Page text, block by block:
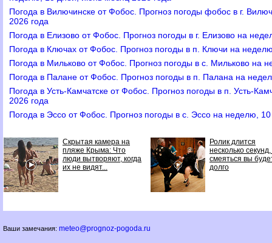
Погода в Вилючинске от Фобос. Прогноз погоды фобос в г.
2026 года
Погода в Елизово от Фобос. Прогноз погоды в г. Елизово на
Погода в Ключах от Фобос. Прогноз погоды в п. Ключи на
Погода в Мильково от Фобос. Прогноз погоды в с. Мильково на
Погода в Палане от Фобос. Прогноз погоды в п. Палана на
Погода в Усть-Камчатске от Фобос. Прогноз погоды в п. Усть-
2026 года
Погода в Эссо от Фобос. Прогноз погоды в с. Эссо на неделю,
Скрытая камера на
пляже Крыма: Что
люди вытворяют, когда
их не видят...
Ролик длится
несколько
смеяться вы
долго
Ваши замечания: meteo@prognoz-pogoda.ru